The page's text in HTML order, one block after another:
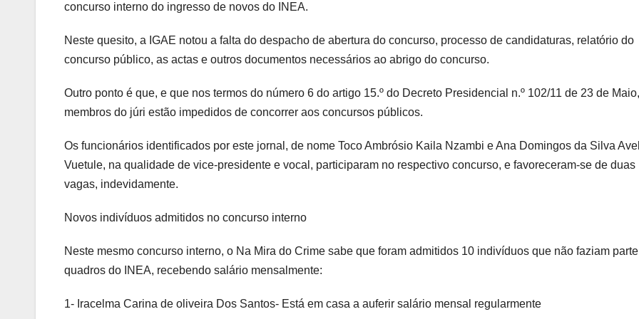
concurso interno do ingresso de novos do INEA.
Neste quesito, a IGAE notou a falta do despacho de abertura do concurso, processo de candidaturas, relatório do
concurso público, as actas e outros documentos necessários ao abrigo do concurso.
Outro ponto é que, e que nos termos do número 6 do artigo 15.º do Decreto Presidencial n.º 102/11 de 23 de
membros do júri estão impedidos de concorrer aos concursos públicos.
Os funcionários identificados por este jornal, de nome Toco Ambrósio Kaila Nzambi e Ana Domingos da Silva
Vuetule, na qualidade de vice-presidente e vocal, participaram no respectivo concurso, e favoreceram-se de duas
vagas, indevidamente.
Novos indivíduos admitidos no concurso interno
Neste mesmo concurso interno, o Na Mira do Crime sabe que foram admitidos 10 indivíduos que não faziam
quadros do INEA, recebendo salário mensalmente:
1- Iracelma Carina de oliveira Dos Santos- Está em casa a auferir salário mensal regularmente